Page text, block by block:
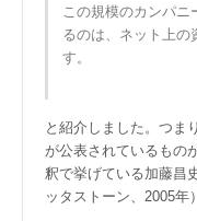
この規模のカンパ
るのは、ネット上の
す。
と紹介しました。つま
が公表されているもの
釈で挙げている加藤昌
ッタストーン、2005年